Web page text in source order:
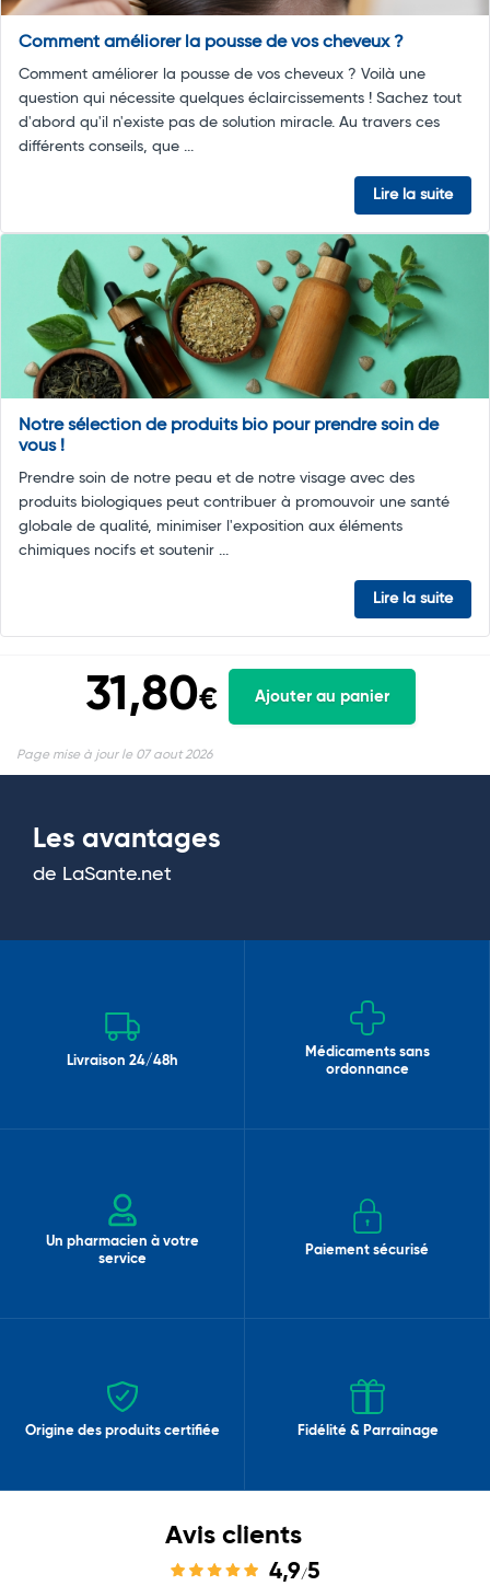
Comment améliorer la pousse de vos cheveux ?
Comment améliorer la pousse de vos cheveux ? Voilà une
question qui nécessite quelques éclaircissements ! Sachez tout
d'abord qu'il n'existe pas de solution miracle. Au travers ces
différents conseils, que ...
Lire la suite
Notre sélection de produits bio pour prendre soin de
vous !
Prendre soin de notre peau et de notre visage avec des
produits biologiques peut contribuer à promouvoir une santé
globale de qualité, minimiser l'exposition aux éléments
chimiques nocifs et soutenir ...
Lire la suite
31,80€ Ajouter au panier
Page mise à jour le 07 aout 2026
Les avantages
de LaSante.net
Livraison 24/48h
Médicaments sans
ordonnance
Un pharmacien à votre
service
Paiement sécurisé
Origine des produits certifiée Fidélité & Parrainage
Avis clients
4,9/5